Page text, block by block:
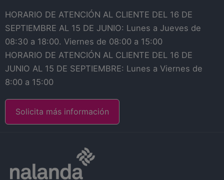
HORARIO DE ATENCIÓN AL CLIENTE DEL 16 DE
SEPTIEMBRE AL 15 DE JUNIO: Lunes a Jueves de
08:30 a 18:00. Viernes de 08:00 a 15:00
HORARIO DE ATENCIÓN AL CLIENTE DEL 16 DE
JUNIO AL 15 DE SEPTIEMBRE: Lunes a Viernes de
8:00 a 15:00
Solicita más información